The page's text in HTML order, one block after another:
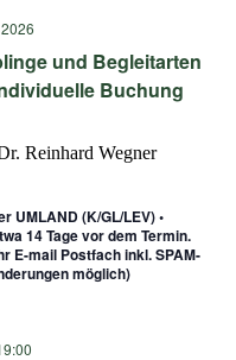
und Begleitarten
Buchung
Reinhard Wegner
UMLAND (K/GL/LEV) •
14 Tage vor dem Termin.
E-mail Postfach inkl. SPAM-
möglich)